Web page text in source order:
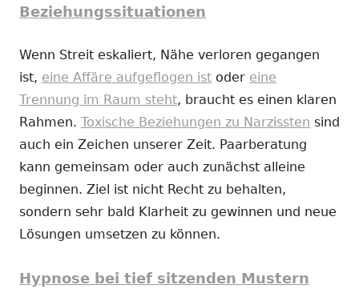
Beziehungssituationen
Wenn Streit eskaliert, Nähe verloren gegangen
ist, eine Affäre aufgeflogen ist oder eine
Trennung im Raum steht, braucht es einen klaren
Rahmen. Toxische Beziehungen zu Narzissten sind
auch ein Zeichen unserer Zeit. Paarberatung
kann gemeinsam oder auch zunächst alleine
beginnen. Ziel ist nicht Recht zu behalten,
sondern sehr bald Klarheit zu gewinnen und neue
Lösungen umsetzen zu können.
Hypnose bei tief sitzenden Mustern